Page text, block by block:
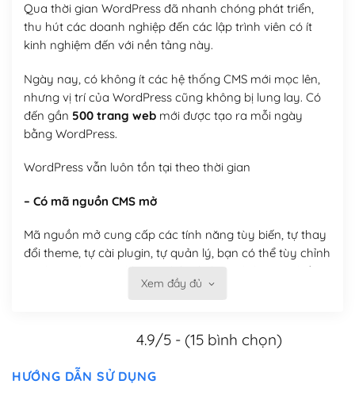
Qua thời gian WordPress đã nhanh chóng phát triển,
thu hút các doanh nghiệp đến các lập trình viên có ít
kinh nghiệm đến với nền tảng này.
Ngày nay, có không ít các hệ thống CMS mới mọc lên,
nhưng vị trí của WordPress cũng không bị lung lay. Có
đến gần 500 trang webmới được tạo ra mỗi ngày
bằng WordPress.
WordPress vẫn luôn tồn tại theo thời gian
– Có mã nguồn CMS mở
Mã nguồn mở cung cấp các tính năng tùy biến, tự thay
đổi theme, tự cài plugin, tự quản lý, bạn có thể tùy chỉnh
nó theo ý bạn mà không phải sử dụng dịch vụ tại bất
Có thể tùy biến trên website WordPress
Xem đầy đủ
4.9/5 - (15 bình chọn)
HƯỚNG DẪN SỬ DỤNG